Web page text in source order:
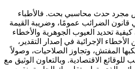
مجرد حدث محاسبي بحت. فالأطباء
قانون الضرائب عمومًا، وضريبة القيمة
تحديد العيوب الجوهرية والأخطاء
الأخطاء الإجرائية في إصدار التقدير،
المفتش، وتجاوز الصلاحيات، وصولاً
للوقائع الاقتصادية. وبالتعاون الوثيق مع